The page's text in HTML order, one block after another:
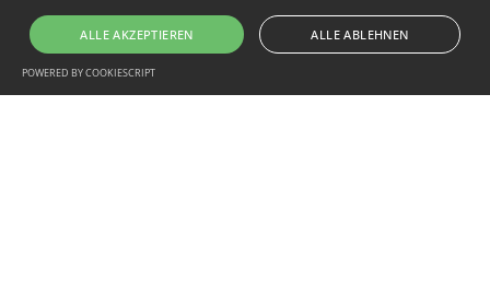
ALLE AKZEPTIEREN ALLE ABLEHNEN
POWERED BY COOKIESCRIPT